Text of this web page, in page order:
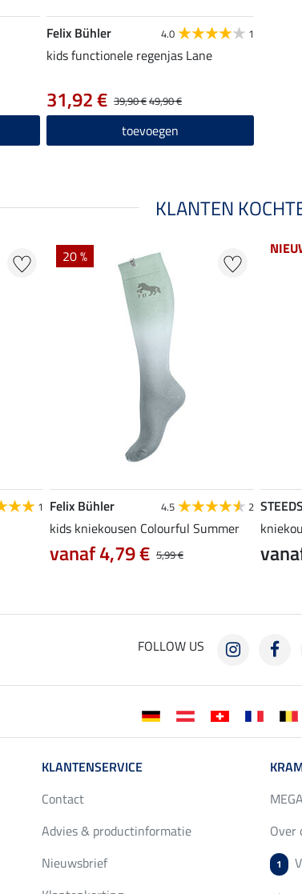
Felix Bühler 4.0 1
kids functionele regenjas Lane
39,90 €49,90 €
31,92 €
toevoegen
KLANTEN
1
20 %
Felix Bühler 4.5 2
kids kniekousen Colourful Summer
5,99 €
vanaf 4,79 €
STEEDS
FOLLOW US
KLANTENSERVICE
Contact
Advies & productinformatie
Nieuwsbrief
Over
1